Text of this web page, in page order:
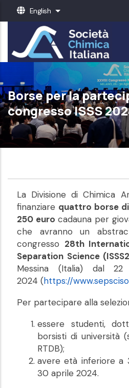
content
English List additional actions
Borse per la
congresso ISSS
La Divisione di Chimica
finanziare quattro borse
250 euro cadauna per
che avranno un
congresso 28th
Separation Science
Messina (Italia) dal
2024 (https://
Per partecipare alla
essere studenti,
borsisti di università
RTDB);
avere età inferiore a
30 aprile 2024.